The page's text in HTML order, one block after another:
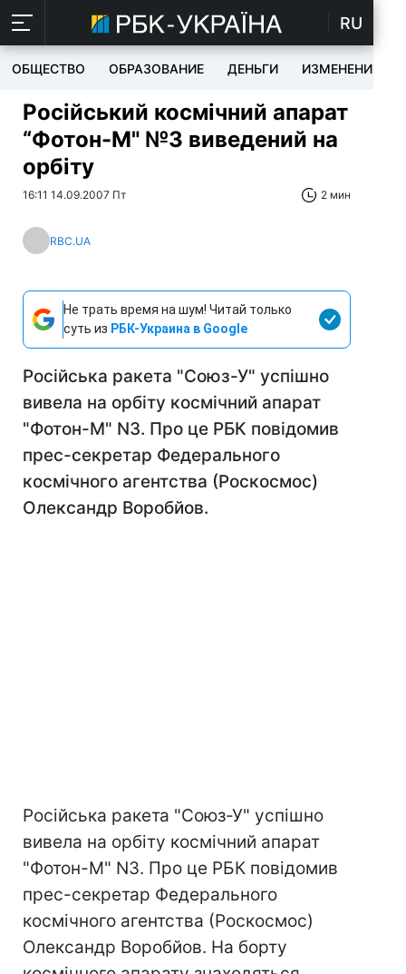
RU
ОБЩЕСТВО ОБРАЗОВАНИЕ ДЕНЬГИ ИЗМЕНЕНИЯ
Російський космічний апарат
“Фотон-М" №3 виведений на
орбіту
16:11 14.09.2007 Пт 2 мин
RBC.UA
Не трать время на шум! Читай только
суть из РБК-Украина в Google
Російська ракета "Союз-У" успішно
вивела на орбіту космічний апарат
"Фотон-М" N3. Про це РБК повідомив
прес-секретар Федерального
космічного агентства (Роскосмос)
Олександр Воробйов.
Російська ракета "Союз-У" успішно
вивела на орбіту космічний апарат
"Фотон-М" N3. Про це РБК повідомив
прес-секретар Федерального
космічного агентства (Роскосмос)
Олександр Воробйов. На борту